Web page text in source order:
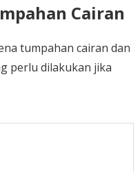
Cairan
tumpahan cairan dan
perlu dilakukan jika